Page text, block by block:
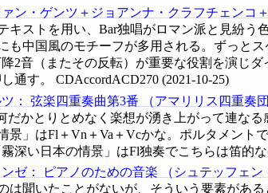
ン・ゲンツ＋ジョアンナ・クラフチェンコ
キストを用い、Bar独唱がロマン派と見紛
も中国風のモチーフが多用される。ずっと
2音（またその反転）が重要な役割を演じ
通す。
CDAccordACD270 (2021-10-25)
： 弦楽四重奏曲第3番 （アマリリス四重奏団
だかとりとめなく楽想が湧き上がって連な
景」はFl＋Vn＋Va＋Vcかな。ポルタメント
深い日本の情景」はFl独奏でこちらは笛的
ゼ： ピアノのための音楽 （ シュテッフェ
は聞いたことがないが、そういう要素があ